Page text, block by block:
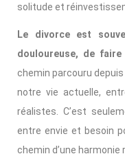
solitude et
Le divorce est
douloureuse, de
chemin parcouru
notre vie actuelle,
réalistes. C’est
entre envie et besoin
chemin d’une harmonie